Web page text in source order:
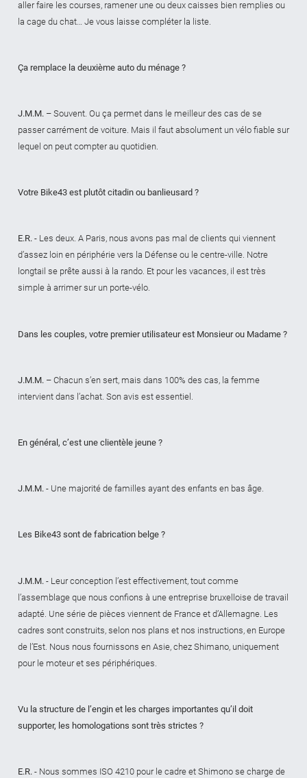
aller faire les courses, ramener une ou deux caisses bien remplies ou
la cage du chat… Je vous laisse compléter la liste.
Ça remplace la deuxième auto du ménage ?
J.M.M.– Souvent. Ou ça permet dans le meilleur des cas de se
passer carrément de voiture. Mais il faut absolument un vélo fiable sur
lequel on peut compter au quotidien.
Votre Bike43 est plutôt citadin ou banlieusard ?
E.R.- Les deux. A Paris, nous avons pas mal de clients qui viennent
d’assez loin en périphérie vers la Défense ou le centre-ville. Notre
longtail se prête aussi à la rando. Et pour les vacances, il est très
simple à arrimer sur un porte-vélo.
Dans les couples, votre premier utilisateur est Monsieur ou Madame ?
J.M.M. – Chacun s’en sert, mais dans 100% des cas, la femme
intervient dans l’achat. Son avis est essentiel.
En général, c’est une clientèle jeune ?
J.M.M.- Une majorité de familles ayant des enfants en bas âge.
Les Bike43 sont de fabrication belge ?
J.M.M. - Leur conception l’est effectivement, tout comme
l’assemblage que nous confions à une entreprise bruxelloise de travail
adapté. Une série de pièces viennent de France et d’Allemagne. Les
cadres sont construits, selon nos plans et nos instructions, en Europe
de l’Est. Nous nous fournissons en Asie, chez Shimano, uniquement
pour le moteur et ses périphériques.
Vu la structure de l’engin et les charges importantes qu’il doit
supporter, les homologations sont très strictes ?
E.R. - Nous sommes ISO 4210 pour le cadre et Shimono se charge de